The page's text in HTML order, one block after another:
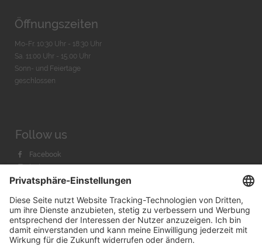
Öffnungszeiten
Mo-Fr. 10:30 Uhr - 18:30 Uhr
Sa. 11:00 Uhr - 15.00 Uhr
Sonn- und Feiertage
geschlossen
Follow us
Facebook
Instagram
Youtube